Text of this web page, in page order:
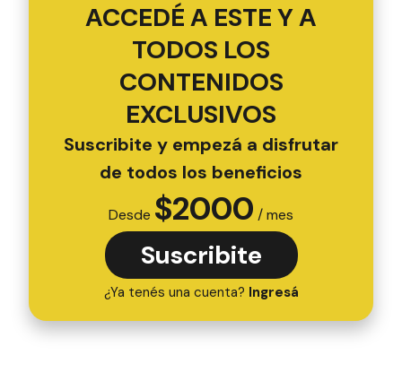
ACCEDÉ A ESTE Y A
TODOS LOS
CONTENIDOS
EXCLUSIVOS
Suscribite y empezá a disfrutar
de todos los beneficios
Desde $2000 / mes
Suscribite
¿Ya tenés una cuenta? Ingresá